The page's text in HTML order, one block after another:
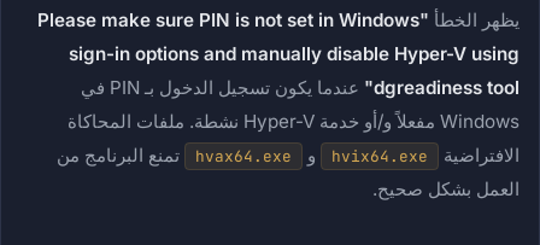
يظهر الخطأ
"Please make sure PIN is not set in Windows
sign-in options and manually disable Hyper-V using
dgreadiness tool"
عندما يكون تسجيل الدخول بـ PIN في
Windows مفعلاً و/أو خدمة Hyper-V نشطة. ملفات المحاكاة
الافتراضية
hvix64.exe و hvax64.exe
تمنع البرنامج من
العمل بشكل صحيح.